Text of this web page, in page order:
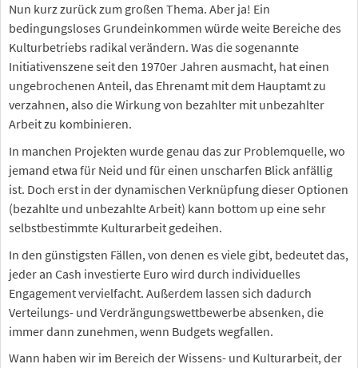
Nun kurz zurück zum großen Thema. Aber ja! Ein
bedingungsloses Grundeinkommen würde weite Bereiche des
Kulturbetriebs radikal verändern. Was die sogenannte
Initiativenszene seit den 1970er Jahren ausmacht, hat einen
ungebrochenen Anteil, das Ehrenamt mit dem Hauptamt zu
verzahnen, also die Wirkung von bezahlter mit unbezahlter
Arbeit zu kombinieren.
In manchen Projekten wurde genau das zur Problemquelle, wo
jemand etwa für Neid und für einen unscharfen Blick anfällig
ist. Doch erst in der dynamischen Verknüpfung dieser Optionen
(bezahlte und unbezahlte Arbeit) kann bottom up eine sehr
selbstbestimmte Kulturarbeit gedeihen.
In den günstigsten Fällen, von denen es viele gibt, bedeutet das,
jeder an Cash investierte Euro wird durch individuelles
Engagement vervielfacht. Außerdem lassen sich dadurch
Verteilungs- und Verdrängungswettbewerbe absenken, die
immer dann zunehmen, wenn Budgets wegfallen.
Wann haben wir im Bereich der Wissens- und Kulturarbeit, der